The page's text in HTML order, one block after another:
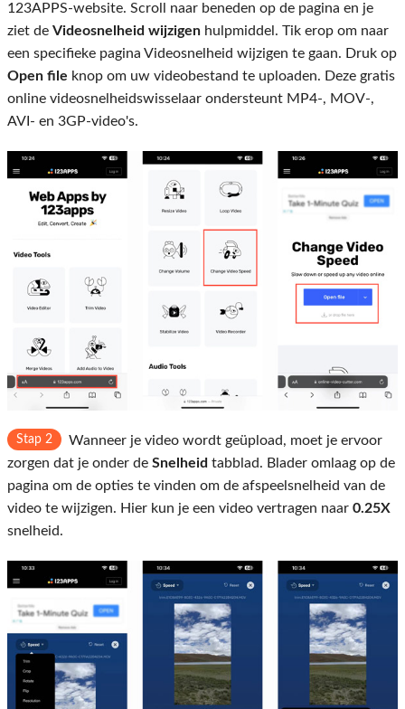
123APPS-website. Scroll naar beneden op de pagina en je
ziet de Videosnelheid wijzigen hulpmiddel. Tik erop om naar
een specifieke pagina Videosnelheid wijzigen te gaan. Druk op
Open file knop om uw videobestand te uploaden. Deze gratis
online videosnelheidswisselaar ondersteunt MP4-, MOV-,
AVI- en 3GP-video's.
Stap 2
Wanneer je video wordt geüpload, moet je ervoor
zorgen dat je onder de Snelheid tabblad. Blader omlaag op de
pagina om de opties te vinden om de afspeelsnelheid van de
video te wijzigen. Hier kun je een video vertragen naar 0.25X
snelheid.